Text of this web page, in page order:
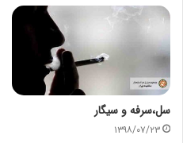
سل،سرفه و سیگار
۱۳۹۸/۰۷/۲۳